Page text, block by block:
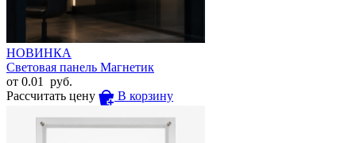
НОВИНКА
Световая панель Магнетик
от 0.01
руб.
Рассчитать цену
В корзину